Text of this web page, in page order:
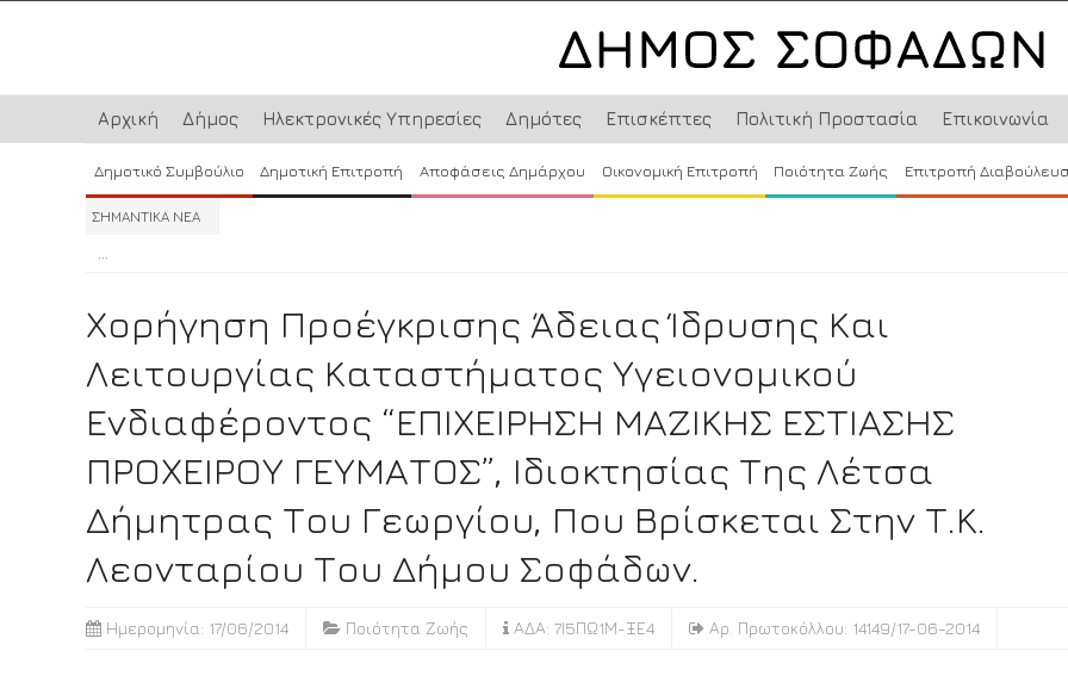
Αρχική Δήμος Ηλεκτρονικές Υπηρεσίες Δημότες Επισκέπτες Πολιτική Προστασία Επικοινωνία
Δημοτικό Συμβούλιο Δημοτική Επιτροπή Αποφάσεις Δημάρχου Οικονομική Επιτροπή Ποιότητα Ζωής Επιτροπή
ΣΗΜΑΝΤΙΚΑ ΝΕΑ
...
Χορήγηση Προέγκρισης Άδειας Ίδρυσης Και
Λειτουργίας Καταστήματος Υγειονομικού
Ενδιαφέροντος “ΕΠΙΧΕΙΡΗΣΗ ΜΑΖΙΚΗΣ ΕΣΤΙΑΣΗΣ
ΠΡΟΧΕΙΡΟΥ ΓΕΥΜΑΤΟΣ”, Ιδιοκτησίας Της Λέτσα
Δήμητρας Του Γεωργίου, Που Βρίσκεται Στην Τ.Κ.
Λεονταρίου Του Δήμου Σοφάδων.
Ημερομηνία: 17/06/2014 Ποιότητα Ζωής ΑΔΑ: 7Ι5ΠΩ1Μ-ΞΕ4 Αρ. Πρωτοκόλλου: 14149/17-06-2014